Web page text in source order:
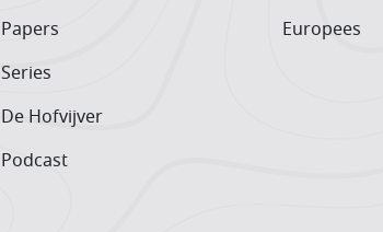
Papers
Series
De Hofvijver
Podcast
Europees